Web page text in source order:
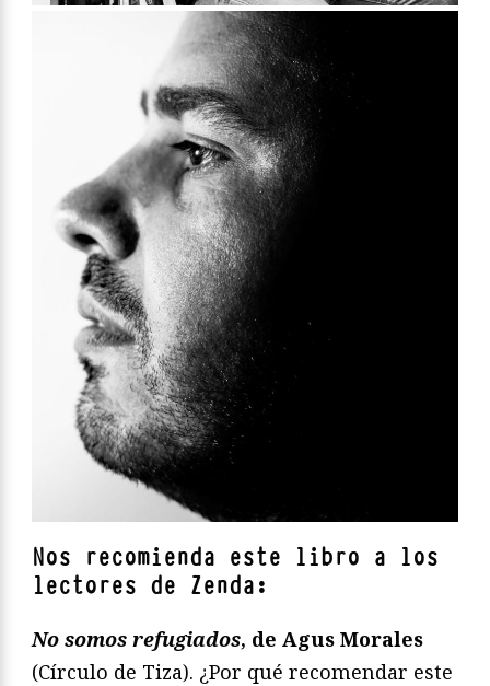
Nos recomienda este libro a los
lectores de Zenda:
No somos refugiados, de Agus Morales
(Círculo de Tiza). ¿Por qué recomendar este